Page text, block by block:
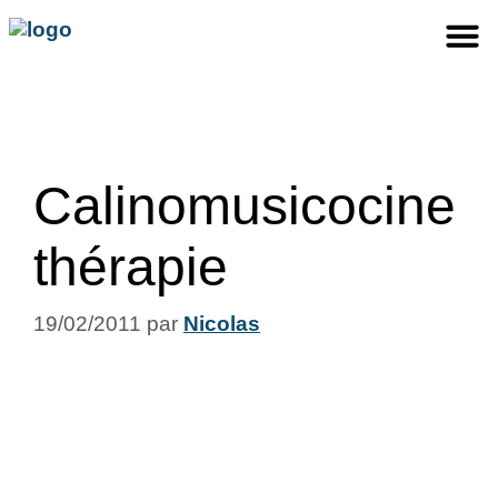
Calinomusicocine
thérapie
19/02/2011 par Nicolas